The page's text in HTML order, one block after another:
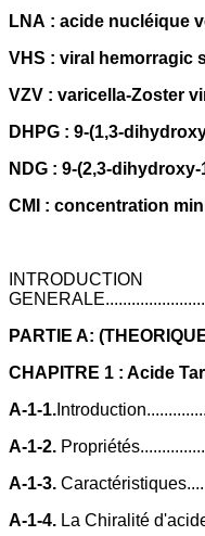
LNA : acide nucléique
VHS : viral hemorragic
VZV : varicella-Zoster
DHPG : 9-(1,3-
NDG : 9-(2,3-
CMI : concentration
INTRODUCTION
PARTIE A:
CHAPITRE 1 : Acide
A-1-1.
A-1-2.
A-1-3.
A-1-4. La Chiralité